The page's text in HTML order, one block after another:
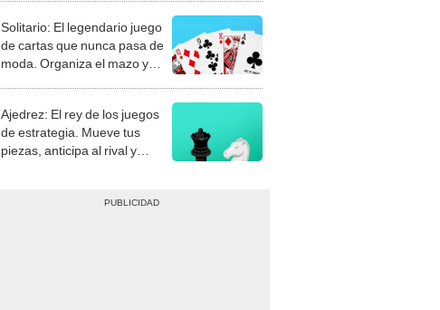
Solitario: El legendario juego
de cartas que nunca pasa de
moda. Organiza el mazo y
Ajedrez: El rey de los juegos
de estrategia. Mueve tus
piezas, anticipa al rival y